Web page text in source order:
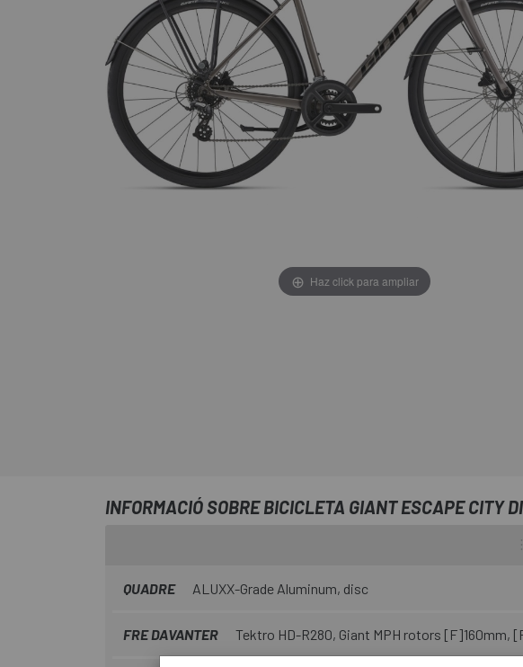
Haz click para ampliar
INFORMACIÓ SOBRE BICICLETA GIANT ESCAPE CITY
QUADRE ALUXX-Grade Aluminum, disc
FRE DAVANTER Tektro HD-R280, Giant MPH rotors [F]160mm,